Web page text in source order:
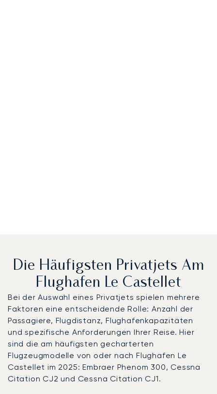
Die Häufigsten Privatjets Am
Flughafen Le Castellet
Bei der Auswahl eines Privatjets spielen mehrere
Faktoren eine entscheidende Rolle: Anzahl der
Passagiere, Flugdistanz, Flughafenkapazitäten
und spezifische Anforderungen Ihrer Reise. Hier
sind die am häufigsten gecharterten
Flugzeugmodelle von oder nach Flughafen Le
Castellet im 2025: Embraer Phenom 300, Cessna
Citation CJ2 und Cessna Citation CJ1.